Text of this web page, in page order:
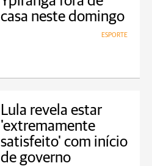
casa neste domingo
ESPORTE
Lula revela estar
'extremamente
satisfeito' com início
de governo